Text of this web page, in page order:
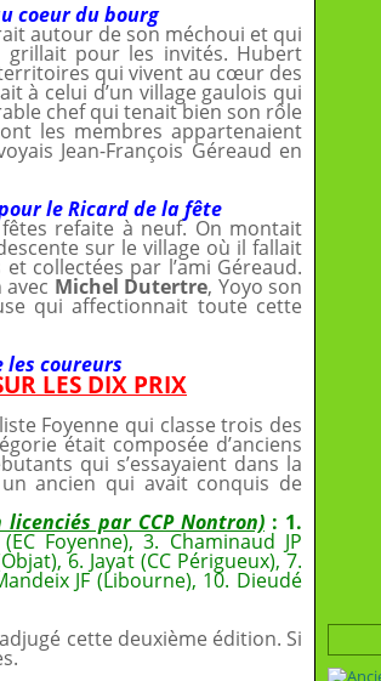
coeur du bourg
autour de son méchoui et qui
pour les invités. Hubert
qui vivent au cœur des
à celui d’un village gaulois qui
chef qui tenait bien son rôle
les membres appartenaient
Jean-François Géreaud en
le Ricard de la fête
refaite à neuf. On montait
sur le village où il fallait
collectées par l’ami Géreaud.
Michel Dutertre, Yoyo son
qui affectionnait toute cette
les coureurs
LES DIX PRIX
Foyenne qui classe trois des
était composée d’anciens
qui s’essayaient dans la
ancien qui avait conquis de
par CCP Nontron) : 1.
Foyenne), 3. Chaminaud JP
6. Jayat (CC Périgueux), 7.
JF (Libourne), 10. Dieudé
cette deuxième édition. Si